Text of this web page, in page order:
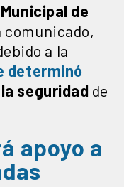
de
comunicado,
a la
determinó
seguridad de
apoyo a